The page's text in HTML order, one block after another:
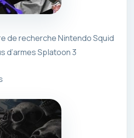
de recherche Nintendo Squid
d’armes Splatoon 3